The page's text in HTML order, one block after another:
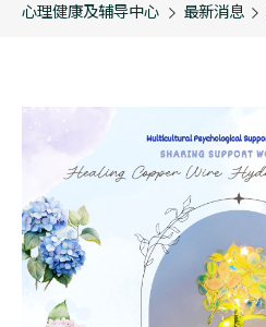
心理健康及辅导中心 最新消息